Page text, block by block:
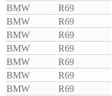
BMW
R69
BMW
R69
BMW
R69
BMW
R69
BMW
R69
BMW
R69
BMW
R69